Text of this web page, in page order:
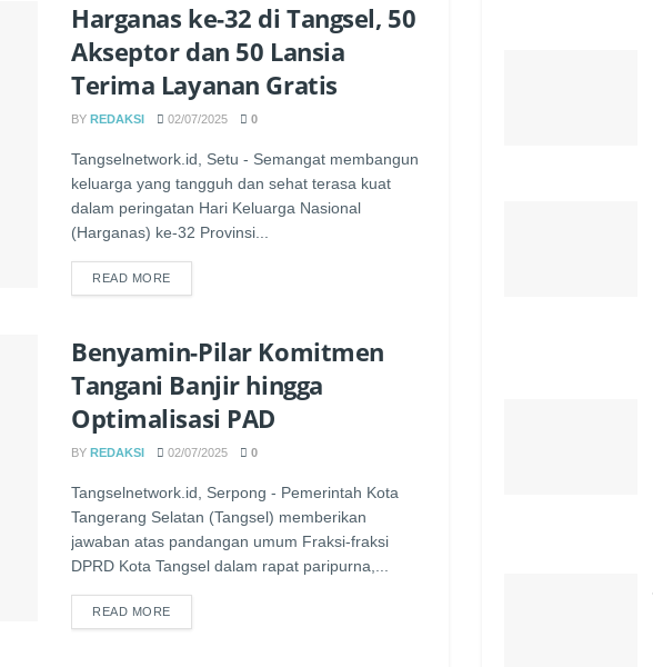
Harganas ke-32 di Tangsel, 50
Akseptor dan 50 Lansia
Terima Layanan Gratis
BY REDAKSI 02/07/2025 0
Tangselnetwork.id, Setu - Semangat membangun
keluarga yang tangguh dan sehat terasa kuat
dalam peringatan Hari Keluarga Nasional
(Harganas) ke-32 Provinsi...
READ MORE
Benyamin-Pilar Komitmen
Tangani Banjir hingga
Optimalisasi PAD
BY REDAKSI 02/07/2025 0
Tangselnetwork.id, Serpong - Pemerintah Kota
Tangerang Selatan (Tangsel) memberikan
jawaban atas pandangan umum Fraksi-fraksi
DPRD Kota Tangsel dalam rapat paripurna,...
READ MORE